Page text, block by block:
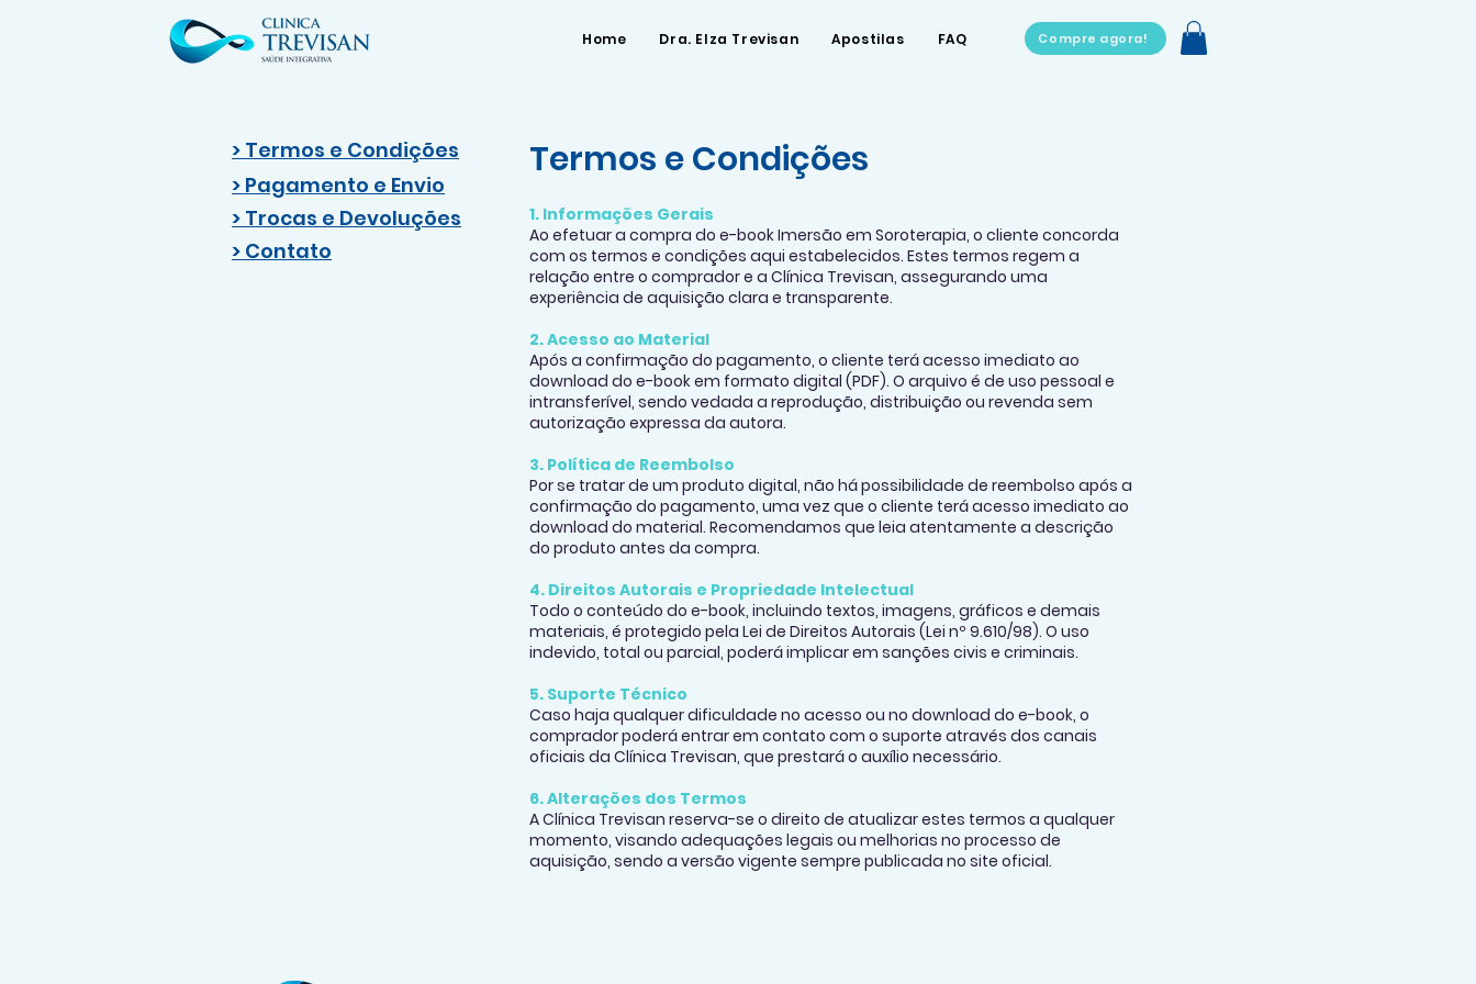
Home Dra. Elza Trevisan Apostilas FAQ Compre agora!
> Termos e Condições
> Pagamento e Envio
> Trocas e Devoluções
> Contato
Termos e Condições
1. Informações Gerais
Ao efetuar a compra do e-book Imersão em Soroterapia, o cliente concorda
com os termos e condições aqui estabelecidos. Estes termos regem a
relação entre o comprador e a Clínica Trevisan, assegurando uma
experiência de aquisição clara e transparente.
2. Acesso ao Material
Após a confirmação do pagamento, o cliente terá acesso imediato ao
download do e-book em formato digital (PDF). O arquivo é de uso pessoal e
intransferível, sendo vedada a reprodução, distribuição ou revenda sem
autorização expressa da autora.
3. Política de Reembolso
Por se tratar de um produto digital, não há possibilidade de reembolso após a
confirmação do pagamento, uma vez que o cliente terá acesso imediato ao
download do material. Recomendamos que leia atentamente a descrição
do produto antes da compra.
4. Direitos Autorais e Propriedade Intelectual
Todo o conteúdo do e-book, incluindo textos, imagens, gráficos e demais
materiais, é protegido pela Lei de Direitos Autorais (Lei nº 9.610/98). O uso
indevido, total ou parcial, poderá implicar em sanções civis e criminais.
5. Suporte Técnico
Caso haja qualquer dificuldade no acesso ou no download do e-book, o
comprador poderá entrar em contato com o suporte através dos canais
oficiais da Clínica Trevisan, que prestará o auxílio necessário.
6. Alterações dos Termos
A Clínica Trevisan reserva-se o direito de atualizar estes termos a qualquer
momento, visando adequações legais ou melhorias no processo de
aquisição, sendo a versão vigente sempre publicada no site oficial.